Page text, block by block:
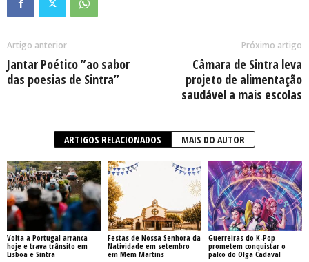
Artigo anterior
Jantar Poético ”ao sabor
das poesias de Sintra”
Próximo artigo
Câmara de Sintra leva
projeto de alimentação
saudável a mais escolas
ARTIGOS RELACIONADOS MAIS DO AUTOR
Volta a Portugal arranca
hoje e trava trânsito em
Lisboa e Sintra
Festas de Nossa Senhora da
Natividade em setembro
em Mem Martins
Guerreiras do K-Pop
prometem conquistar o
palco do Olga Cadaval